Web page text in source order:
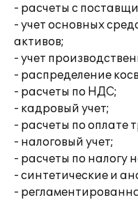
- расчеты с
- учет основных
активов;
- учет
- распределение
- расчеты по НДС;
- кадровый учет;
- расчеты по оплате
- налоговый учет;
- расчеты по налогу
- синтетические и
-